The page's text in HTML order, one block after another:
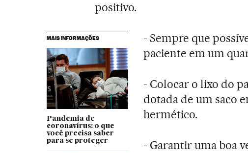
positivo.
MAIS INFORMAÇÕES
Pandemia de
coronavírus: o que
você precisa saber
para se proteger
- Sempre que
paciente em um
- Colocar o lixo do
dotada de um saco
hermético.
- Garantir uma boa